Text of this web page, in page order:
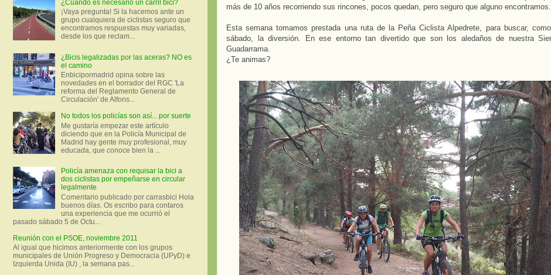
más de 10 años recorriendo sus rincones, pocos quedan, pero seguro que alguno encontramos.
Esta semana tomamos prestada una ruta de la Peña Ciclista Alpedrete, para buscar,
sábado, la diversión. En ese entorno tan divertido que son los aledaños de nuestra
Guadarrama.
¿Te animas?
¿Cuándo es necesario un carril bici?
¡Vaya pregunta! Si la hacemos ante un
grupo cualquiera de ciclistas seguro que
encontramos respuestas muy variadas,
desde los que reclam...
¿Bicis legalizadas por las aceras? NO es
el camino
Enbicipormadrid opina sobre las
novedades en el borrador del RGC 'La
reforma del Reglamento General de
Circulación' de Alfons...
No todos los policías son así... por suerte
Me gustaría empezar este artículo
diciendo que en la Policía Municipal de
Madrid hay gente muy profesional, muy
educada, que conoce bien la ...
Policía amenaza con requisar la bici a
dos ciclistas por empeñarse en circular
legalmente
Comentario publicado por carrasbici Hola
buenos días. Os escribo para contaros
una experiencia que me ocurrió el
pasado sábado 5 de Octu...
Reunión con el PSOE, noviembre 2011
Al igual que hicimos anteriormente con los grupos
municipales de Unión Progreso y Democracia (UPyD) e
Izquierda Unida (IU) , la semana pas...